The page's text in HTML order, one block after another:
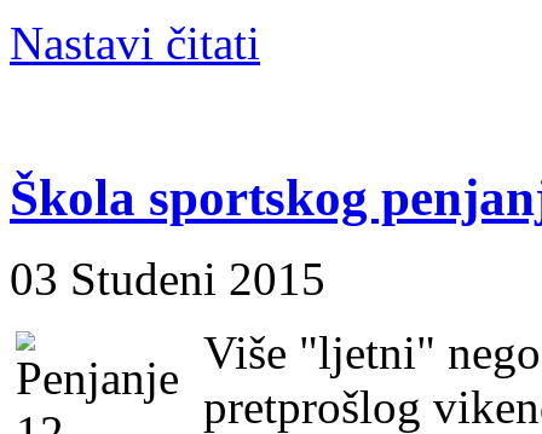
Nastavi čitati
Škola sportskog
03 Studeni 2015
Više "ljetni"
pretprošlog